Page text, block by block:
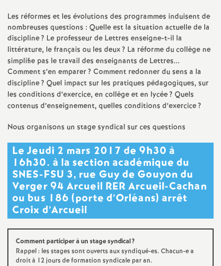
t
i
o
n
a
l
d
e
s
E
Les réformes et les évolutions des programmes induisent de
nombreuses questions : Quelle est la situation actuelle de la
discipline? Le professeur de Lettres enseigne-t-il la
littérature, le français ou les deux? La réforme du collège ne
simplifie pas le travail des enseignants de Lettres...
Comment s’en emparer? Comment redonner du sens a la
discipline? Quel impact sur les pratiques pédagogiques, sur
les conditions d’exercice, en collège et en lycée? Quels
contenus d’enseignement, quelles conditions d’exercice?
Nous organisons un stage syndical sur ces questions
Le Jeudi 2 mars 2017 de 9h30 à
16h30. à la section académique du
SNES-FSU 3, rue Guy de Gouyon du
Verger 94 Arcueil RER Arcueil-Cachan
ou bus 186 (porte d’Orléans) arrêt
Croix d’Arcueil
Comment participer à un stage syndical?
Rappel : les stages sont ouverts aux syndiqué-es. Chacun-e a
droit à 12 jours de formation syndicale par an.